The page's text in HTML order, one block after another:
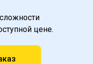
цене.